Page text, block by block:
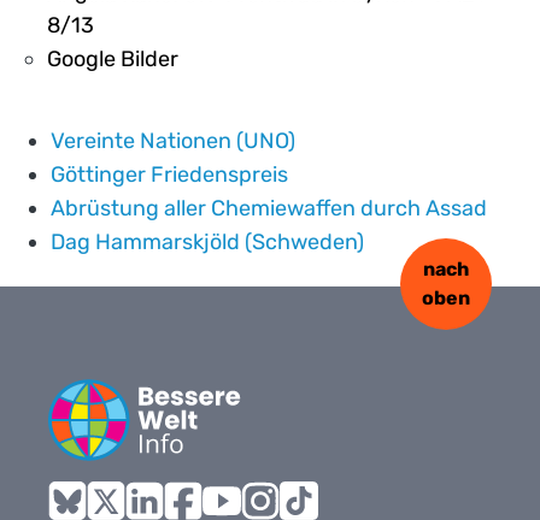
8/13
Google Bilder
Vereinte Nationen (UNO)
Göttinger Friedenspreis
Abrüstung aller Chemiewaffen durch Assad
Dag Hammarskjöld (Schweden)
nach
oben